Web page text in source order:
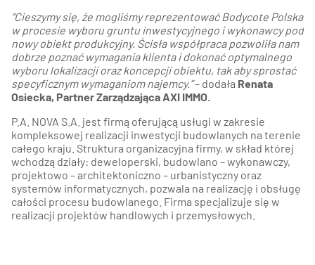
“Cieszymy się, że mogliśmy reprezentować Bodycote Polska
w procesie wyboru gruntu inwestycyjnego i wykonawcy pod
nowy obiekt produkcyjny. Ścisła współpraca pozwoliła nam
dobrze poznać wymagania klienta i dokonać optymalnego
wyboru lokalizacji oraz koncepcji obiektu, tak aby sprostać
specyficznym wymaganiom najemcy.”– dodała Renata
Osiecka, Partner Zarządzająca AXI IMMO.
P.A. NOVA S.A. jest firmą oferującą usługi w zakresie
kompleksowej realizacji inwestycji budowlanych na terenie
całego kraju. Struktura organizacyjna firmy, w skład której
wchodzą działy: deweloperski, budowlano – wykonawczy,
projektowo – architektoniczno – urbanistyczny oraz
systemów informatycznych, pozwala na realizację i obsługę
całości procesu budowlanego. Firma specjalizuje się w
realizacji projektów handlowych i przemysłowych.